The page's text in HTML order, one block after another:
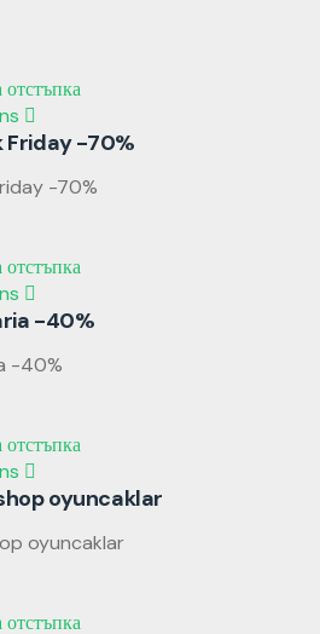
Friday -70%
-70%
-40%
-40%
oyuncaklar
oyuncaklar